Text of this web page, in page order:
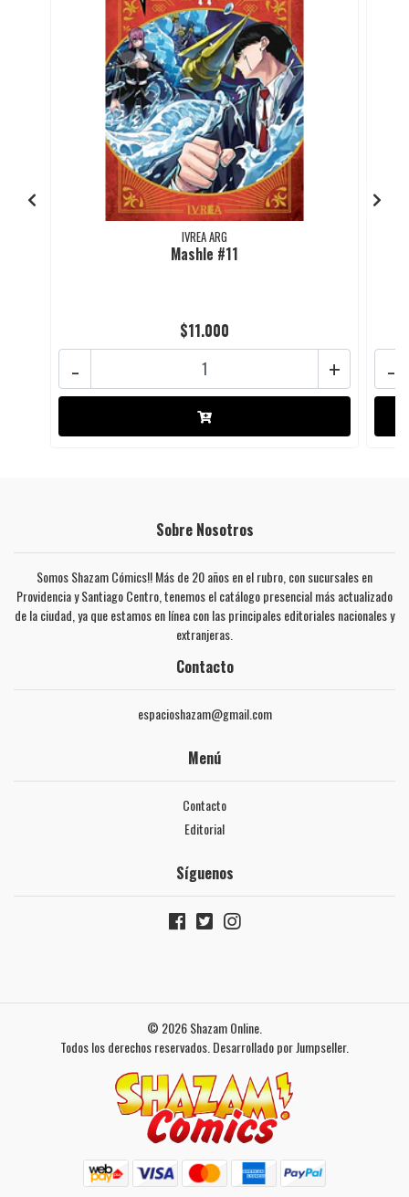
IVREA ARG
Mashle #11
$11.000
+
- -
Sobre Nosotros
Somos Shazam Cómics!! Más de 20 años en el rubro, con sucursales en
Providencia y Santiago Centro, tenemos el catálogo presencial más actualizado
de la ciudad, ya que estamos en línea con las principales editoriales nacionales y
extranjeras.
Contacto
espacioshazam@gmail.com
Menú
Contacto
Editorial
Síguenos
© 2026 Shazam Online.
Todos los derechos reservados. Desarrollado por Jumpseller.